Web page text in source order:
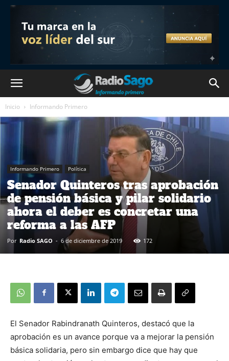
Inicio Informando Primero
Informando Primero Política
Senador Quinteros tras aprobación
de pensión básica y pilar solidario
ahora el deber es concretar una
reforma a las AFP
Por Radio SAGO - 6 de diciembre de 2019 172
El Senador Rabindranath Quinteros, destacó que la
aprobación es un avance porque va a mejorar la pensión
básica solidaria, pero sin embargo dice que hay que